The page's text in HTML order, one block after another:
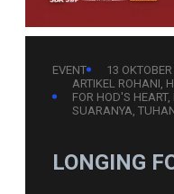
EVENT 13
ARTIKEL ROHANI
FOR HOD'S HEART,
SUARANYA
LONGING